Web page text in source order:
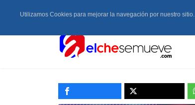
Utilizamos Cookies para mejorar la navegación por nuestro sitio.